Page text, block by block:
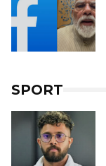
SPORT